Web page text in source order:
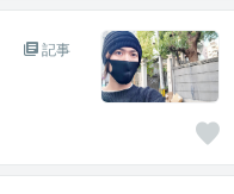
記事